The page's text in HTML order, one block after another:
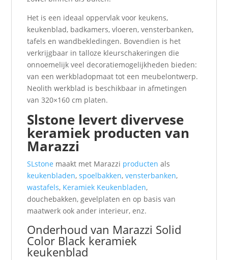
Het is een ideaal oppervlak voor keukens,
keukenblad, badkamers, vloeren, vensterbanken,
tafels en wandbekledingen. Bovendien is het
verkrijgbaar in talloze kleurschakeringen die
onnoemelijk veel decoratiemogelijkheden bieden:
van een werkbladopmaat tot een meubelontwerp.
Neolith werkblad is beschikbaar in afmetingen
van 320×160 cm platen.
Slstone levert divervese
keramiek producten van
Marazzi
SLstone maakt met Marazzi producten als
keukenbladen,spoelbakken,vensterbanken,
wastafels, Keramiek Keukenbladen,
douchebakken, gevelplaten en op basis van
maatwerk ook ander interieur, enz.
Onderhoud van Marazzi Solid
Color Black keramiek
keukenblad